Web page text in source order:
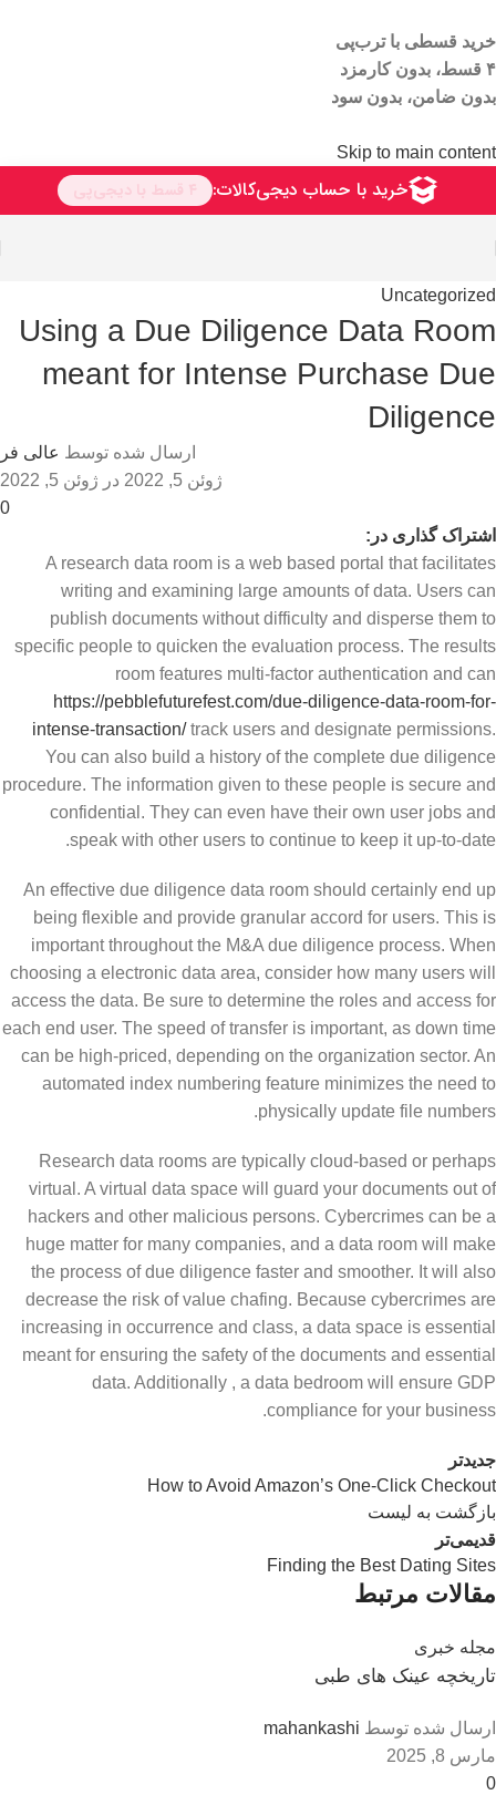
خرید قسطی با ترب‌پی
۴ قسط، بدون کارمزد
بدون ضامن، بدون سود
Skip to main content
Uncategorized
Using a Due Diligence Data Room
meant for Intense Purchase Due
Diligence
ارسال شده توسط عالی فر
ژوئن 5, 2022
در ژوئن 5, 2022
0
اشتراک گذاری در:
A research data room is a web based portal that facilitates
writing and examining large amounts of data. Users can
publish documents without difficulty and disperse them to
specific people to quicken the evaluation process. The results
room features multi-factor authentication and can
https://pebblefuturefest.com/due-diligence-data-room-for-
intense-transaction/track users and designate permissions.
You can also build a history of the complete due diligence
procedure. The information given to these people is secure and
confidential. They can even have their own user jobs and
speak with other users to continue to keep it up-to-date.
An effective due diligence data room should certainly end up
being flexible and provide granular accord for users. This is
important throughout the M&A due diligence process. When
choosing a electronic data area, consider how many users will
access the data. Be sure to determine the roles and access for
each end user. The speed of transfer is important, as down time
can be high-priced, depending on the organization sector. An
automated index numbering feature minimizes the need to
physically update file numbers.
Research data rooms are typically cloud-based or perhaps
virtual. A virtual data space will guard your documents out of
hackers and other malicious persons. Cybercrimes can be a
huge matter for many companies, and a data room will make
the process of due diligence faster and smoother. It will also
decrease the risk of value chafing. Because cybercrimes are
increasing in occurrence and class, a data space is essential
meant for ensuring the safety of the documents and essential
data. Additionally , a data bedroom will ensure GDP
compliance for your business.
جدیدتر
How to Avoid Amazon’s One-Click Checkout
بازگشت به لیست
قدیمی‌تر
Finding the Best Dating Sites
مقالات مرتبط
مجله خبری
تاریخچه عینک های طبی
ارسال شده توسط mahankashi
مارس 8, 2025
0